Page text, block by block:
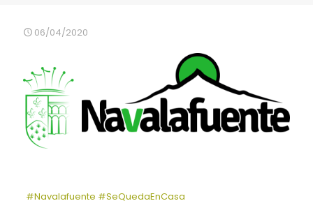
06/04/2020
#Navalafuente #SeQuedaEnCasa